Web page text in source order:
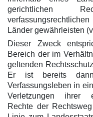
gerichtlichen
Länder gewährleisten
Dieser Zweck
Bereich der im
geltenden
Er ist bereits
Verfassungsleben in
Verletzungen ihrer
Rechte der